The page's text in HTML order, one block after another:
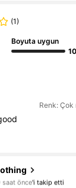
(1)
Boyuta uygun
Renk: Çok
Takipçiler
saat önce 'i takip etti